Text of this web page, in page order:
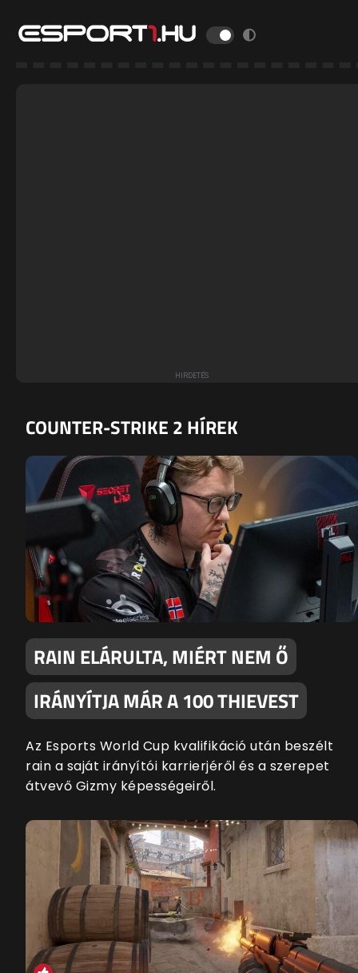
COUNTER-STRIKE 2 HÍREK
RAIN ELÁRULTA, MIÉRT NEM Ő
IRÁNYÍTJA MÁR A 100 THIEVEST
Az Esports World Cup kvalifikáció után beszélt
rain a saját irányítói karrierjéről és a szerepet
átvevő Gizmy képességeiről.